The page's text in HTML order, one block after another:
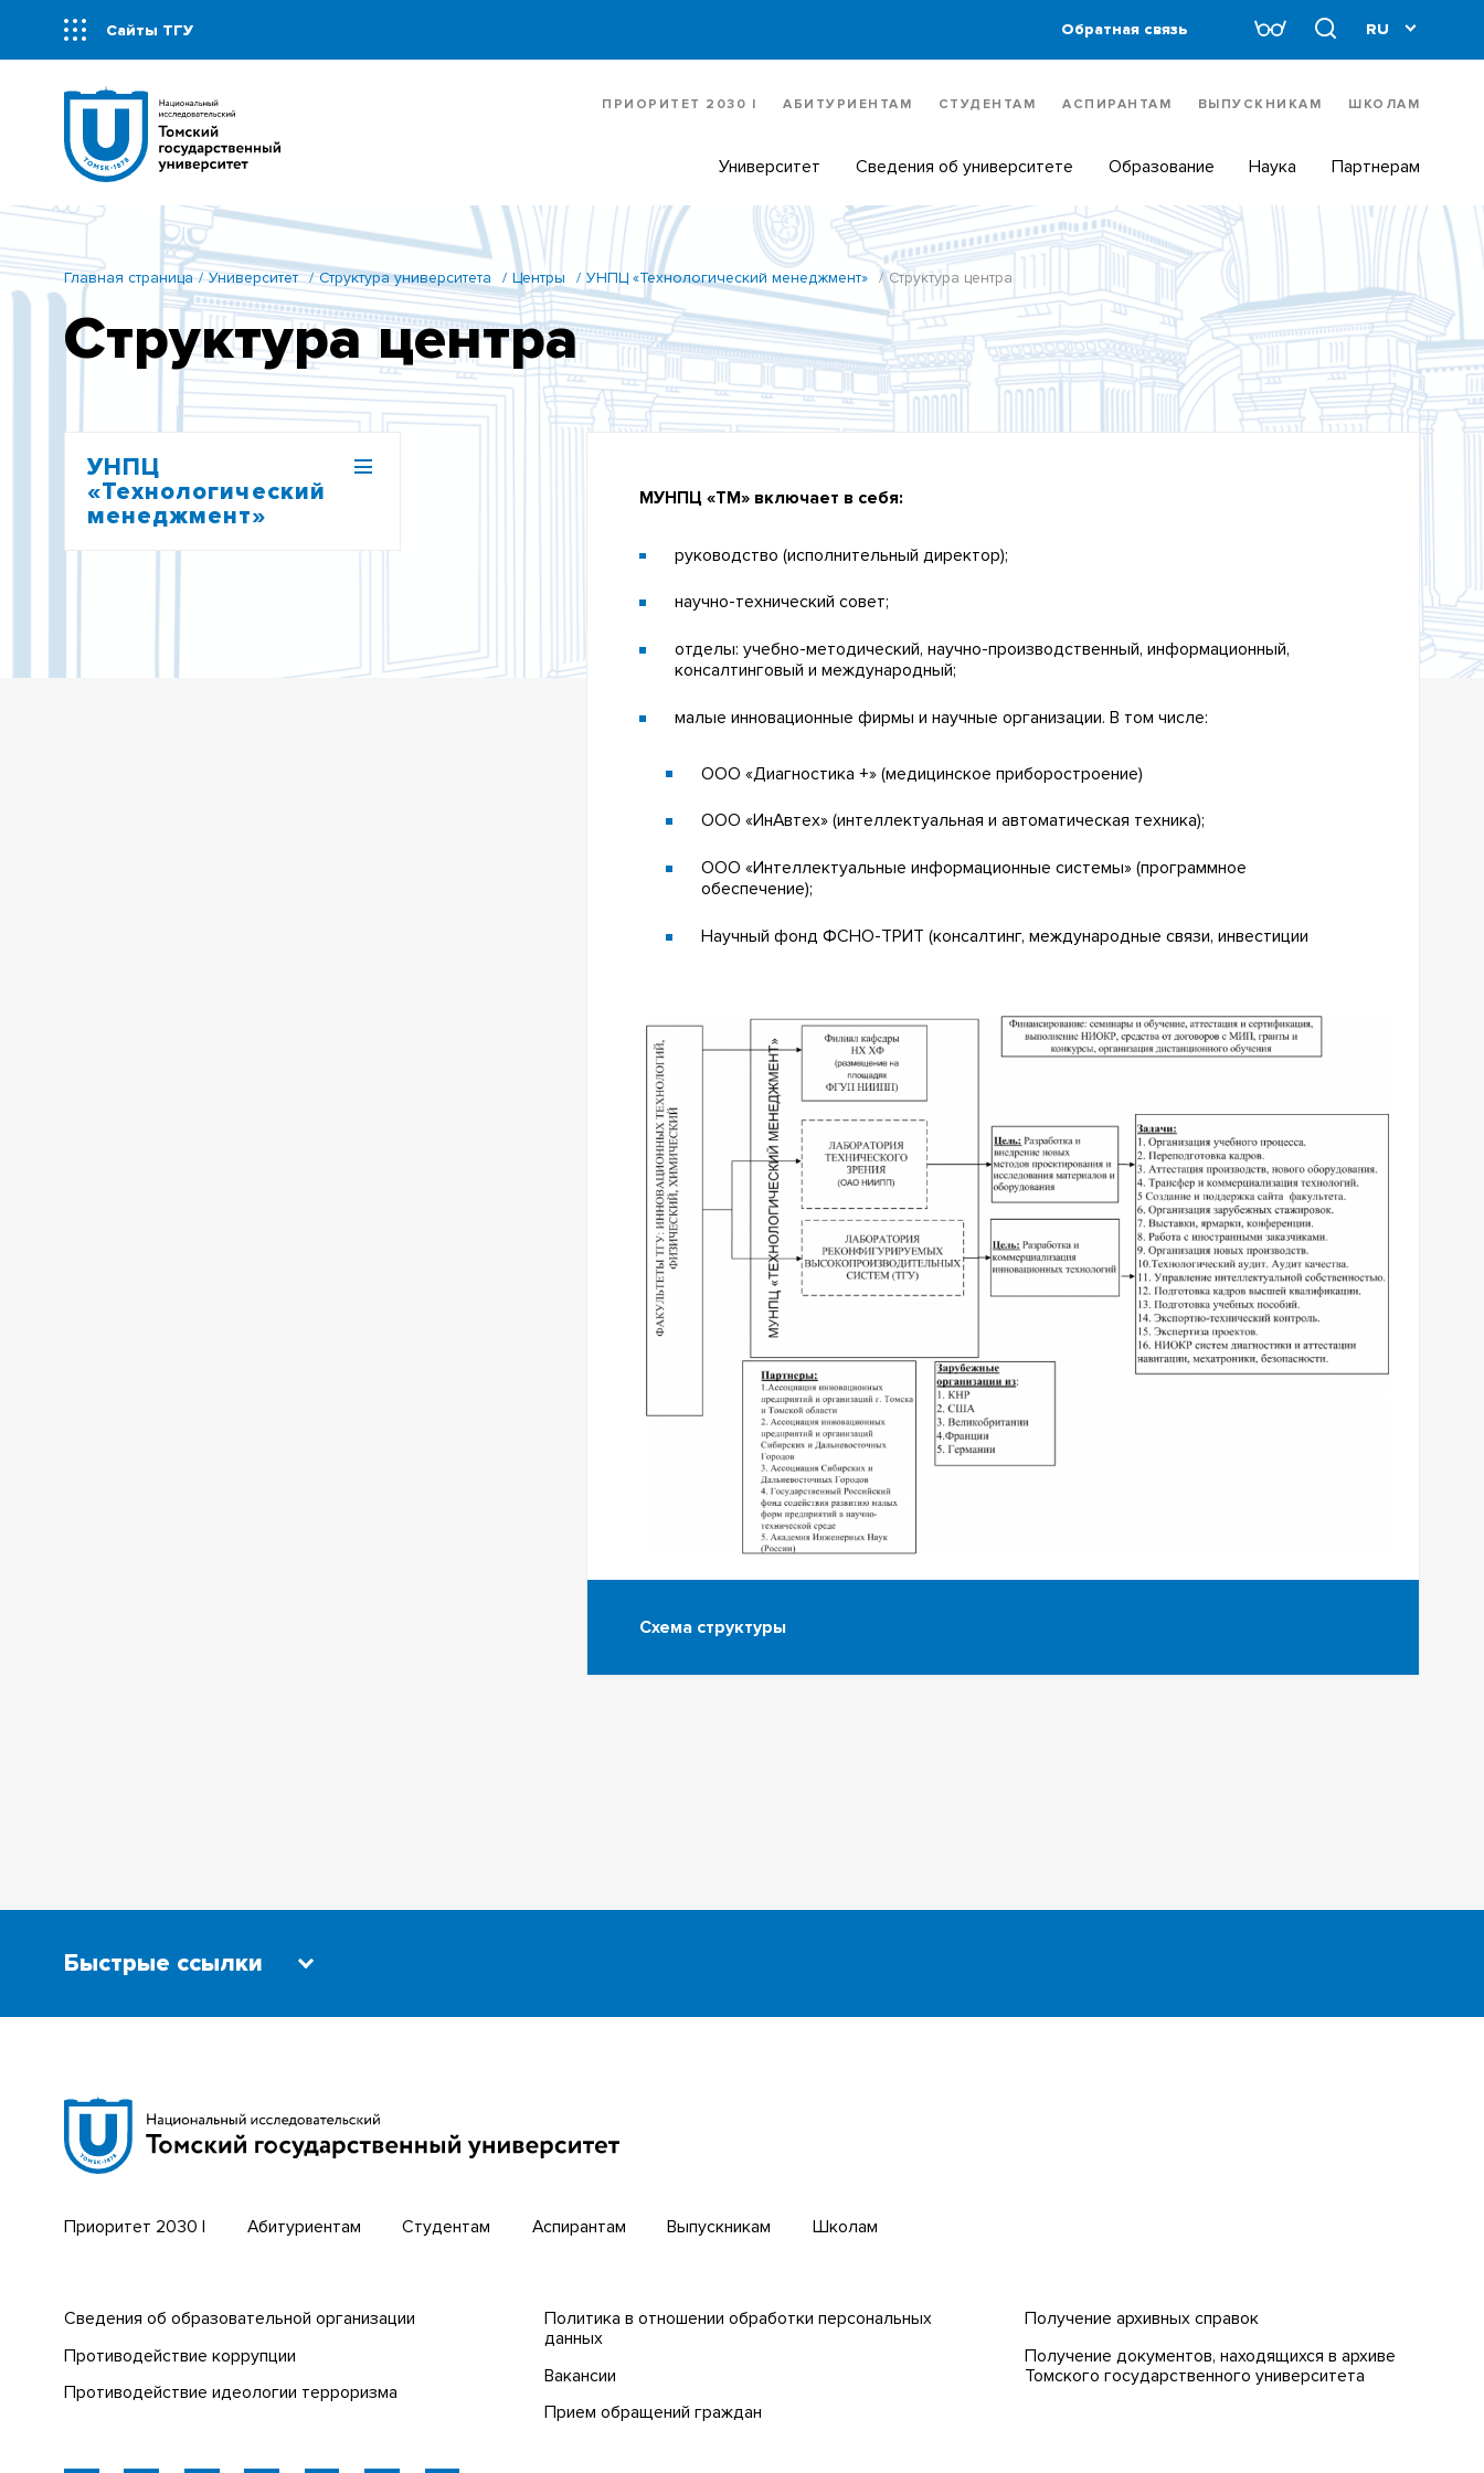
Сайты ТГУ Обратная связь
ПРИОРИТЕТ 2030 | АБИТУРИЕНТАМ СТУДЕНТАМ АСПИРАНТАМ ВЫПУСКНИКАМ ШКОЛАМ
Университет Сведения об университете Образование Наука Партнерам
Главная страница Университет Структура университета Центры УНПЦ «Технологический менеджмент» Структура центра
Структура центра
УНПЦ
«Технологический
менеджмент»
МУНПЦ «ТМ» включает в себя:
руководство (исполнительный директор);
научно-технический совет;
отделы: учебно-методический, научно-производственный, информационный,
консалтинговый и международный;
малые инновационные фирмы и научные организации. В том числе:
ООО «Диагностика +» (медицинское приборостроение)
ООО «ИнАвтех» (интеллектуальная и автоматическая техника);
ООО «Интеллектуальные информационные системы» (программное
обеспечение);
Научный фонд ФСНО-ТРИТ (консалтинг, международные связи, инвестиции
Схема структуры
Быстрые ссылки
Научная библиотека
Эндаумент-фонд
Томский региональный центр
коллективного пользования
Бизнес-инкубатор
Парк социогуманитарных
технологий ТГУ
Английский для всех
Платежи онлайн
Приоритет 2030 | Абитуриентам Студентам Аспирантам Выпускникам Школам
Сведения об образовательной организации
Противодействие коррупции
Противодействие идеологии терроризма
Политика в отношении обработки персональных
данных
Вакансии
Прием обращений граждан
Получение архивных справок
Получение документов, находящихся в архиве
Томского государственного университета